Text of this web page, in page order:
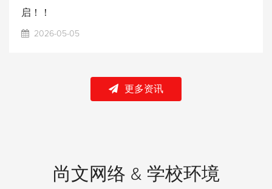
启！！
2026-05-05
更多资讯
尚文网络 & 学校环境